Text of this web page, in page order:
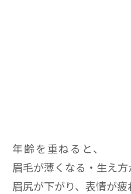
年齢を重ねると、
眉毛が薄くなる・生え
眉尻が下がり、表情が疲